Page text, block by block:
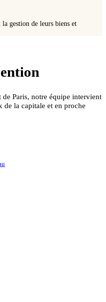
gestion de leurs biens et
Paris, notre équipe intervient
de la capitale et en proche